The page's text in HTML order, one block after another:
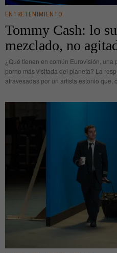
ENTRETENIMIENTO
Tommy Cash: lo
mezclado, no
¿Qué tienen en común Eurovisión,
porno más visitada del planeta? La
atravesadas por un artista estonio que,